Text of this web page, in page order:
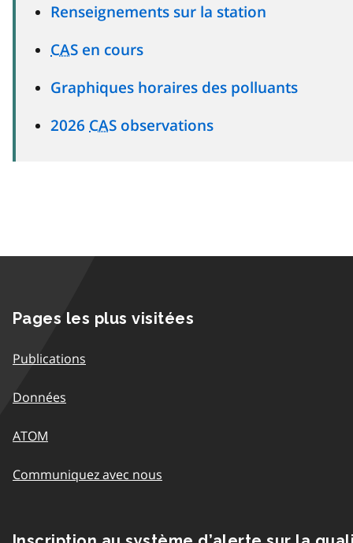
Renseignements sur la station
CAS en cours
Graphiques horaires des polluants
2026 CAS observations
Pages les plus visitées
Publications
Données
ATOM
Communiquez avec nous